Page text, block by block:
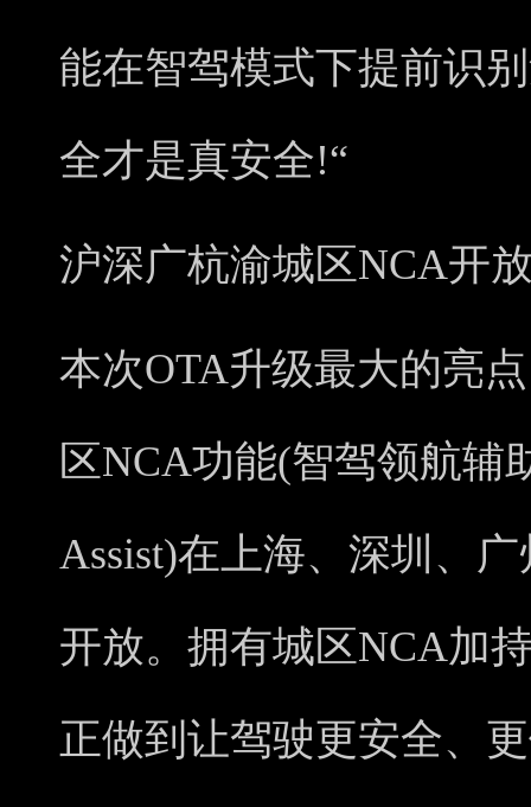
能在智驾模式下提前识
全才是真安全!“
沪深广杭渝城区NCA开
本次OTA升级最大的亮
区NCA功能(智驾领航辅
Assist)在上海、深圳、
开放。拥有城区NCA加
正做到让驾驶更安全、